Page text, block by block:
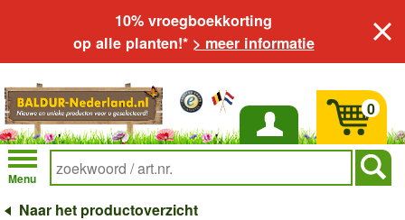
10% vroegboekkorting
op alle planten!* > meer informatie
Inloggen
Menu
0
Naar het productoverzicht